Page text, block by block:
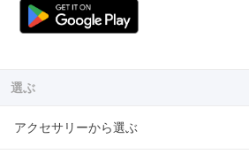
選ぶ
アクセサリーから選ぶ